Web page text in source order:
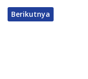
Berikutnya